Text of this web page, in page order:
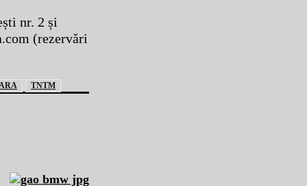
nr. 2 și
(rezervări
TNTM